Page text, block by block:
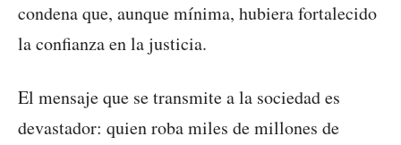
condena que, aunque mínima, hubiera fortalecido
la confianza en la justicia.
El mensaje que se transmite a la sociedad es
devastador: quien roba miles de millones de